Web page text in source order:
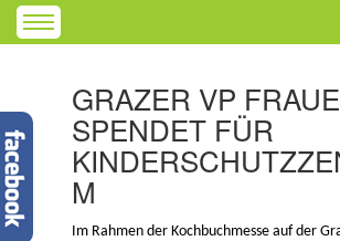
GRAZER VP
SPENDET FÜR
M
Im Rahmen der Kochbuchmesse auf der